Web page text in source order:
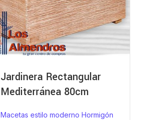
Jardinera Rectangular
Mediterránea 80cm
Macetas estilo moderno Hormigón